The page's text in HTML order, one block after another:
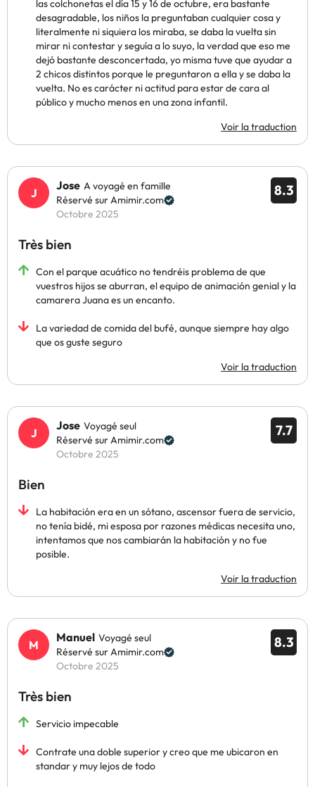
las colchonetas el día 15 y 16 de octubre, era bastante
desagradable, los niños la preguntaban cualquier cosa y
literalmente ni siquiera los miraba, se daba la vuelta sin
mirar ni contestar y seguía a lo suyo, la verdad que eso me
dejó bastante desconcertada, yo misma tuve que ayudar a
2 chicos distintos porque le preguntaron a ella y se daba la
vuelta. No es carácter ni actitud para estar de cara al
público y mucho menos en una zona infantil.
Voir la traduction
8.3
Jose A voyagé en famille
Réservé sur Amimir.com
Octobre 2025
Très bien
Con el parque acuático no tendréis problema de que
vuestros hijos se aburran, el equipo de animación genial y la
camarera Juana es un encanto.
La variedad de comida del bufé, aunque siempre hay algo
que os guste seguro
Voir la traduction
7.7
Jose Voyagé seul
Réservé sur Amimir.com
Octobre 2025
Bien
La habitación era en un sótano, ascensor fuera de servicio,
no tenía bidé, mi esposa por razones médicas necesita uno,
intentamos que nos cambiarán la habitación y no fue
posible.
Voir la traduction
8.3
Manuel Voyagé seul
Réservé sur Amimir.com
Octobre 2025
Très bien
Servicio impecable
Contrate una doble superior y creo que me ubicaron en
standar y muy lejos de todo